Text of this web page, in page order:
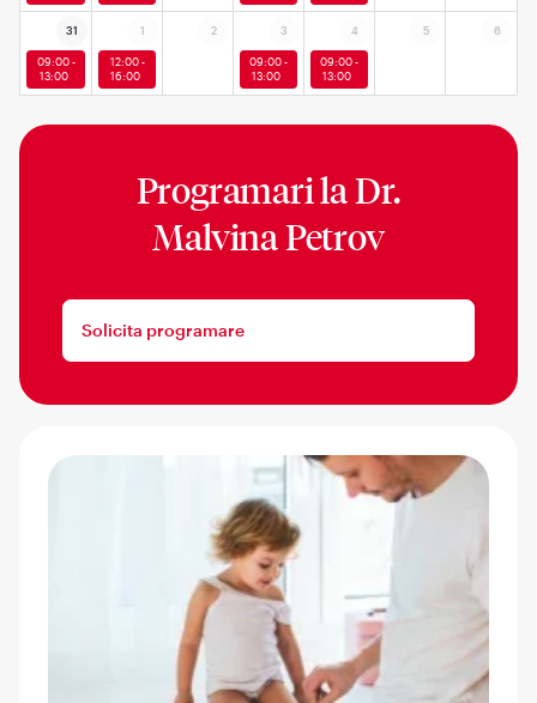
31 1 2 3 4 5 6
09:00 -
13:00
12:00 -
16:00
09:00 -
13:00
09:00 -
13:00
Programari laDr.
Malvina Petrov
Solicita programare